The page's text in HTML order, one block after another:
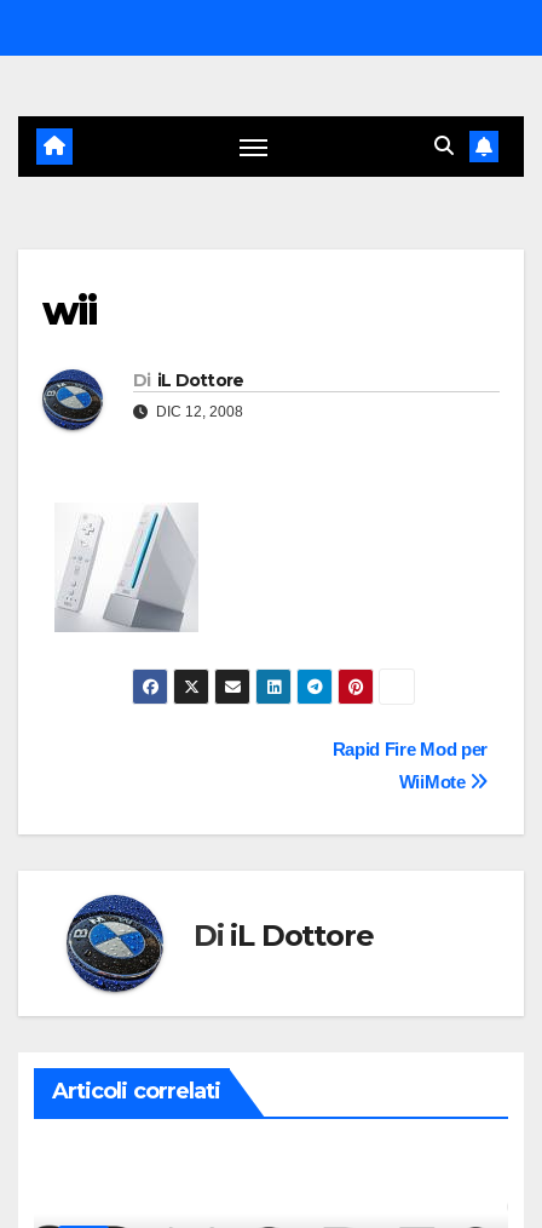
al
wii
Di iL Dottore
DIC 12, 2008
Rapid Fire Mod per
WiiMote
Di iL Dottore
Articoli correlati